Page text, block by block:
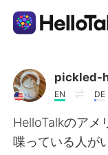
Ứng dụng
AI Grammar
Tiếng Việt
pickled-
EN DE
HelloTalkのアメ
喋っている人が